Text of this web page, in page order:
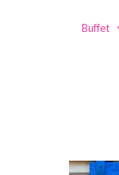
Buffet